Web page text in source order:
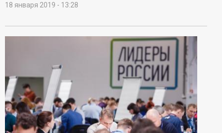
18 января 2019 - 13:28